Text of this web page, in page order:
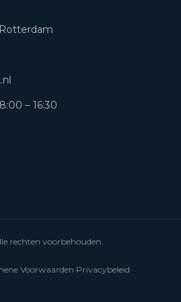
– 16:30
rechten voorbehouden.
Voorwaarden·Privacybeleid·